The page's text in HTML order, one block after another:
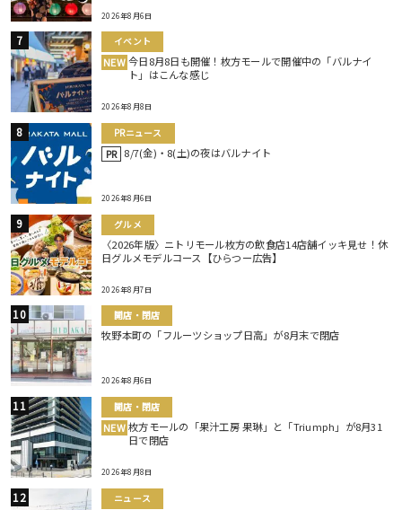
2026年8月6日
イベント
NEW 今日8月8日も開催！枚方モールで開催中の「バルナイ
ト」はこんな感じ
2026年8月8日
PRニュース
PR 8/7(金)・8(土)の夜はバルナイト
2026年8月6日
グルメ
〈2026年版〉ニトリモール枚方の飲食店14店舗イッキ見せ！休
日グルメモデルコース【ひらつー広告】
2026年8月7日
開店・閉店
牧野本町の「フルーツショップ日高」が8月末で閉店
2026年8月6日
開店・閉店
NEW 枚方モールの「果汁工房 果琳」と「Triumph」が8月31
日で閉店
2026年8月8日
ニュース